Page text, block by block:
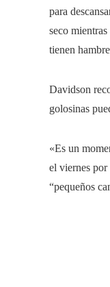
para
seco
tienen
Davidson
golosinas
«Es un
el viernes
“pequeños